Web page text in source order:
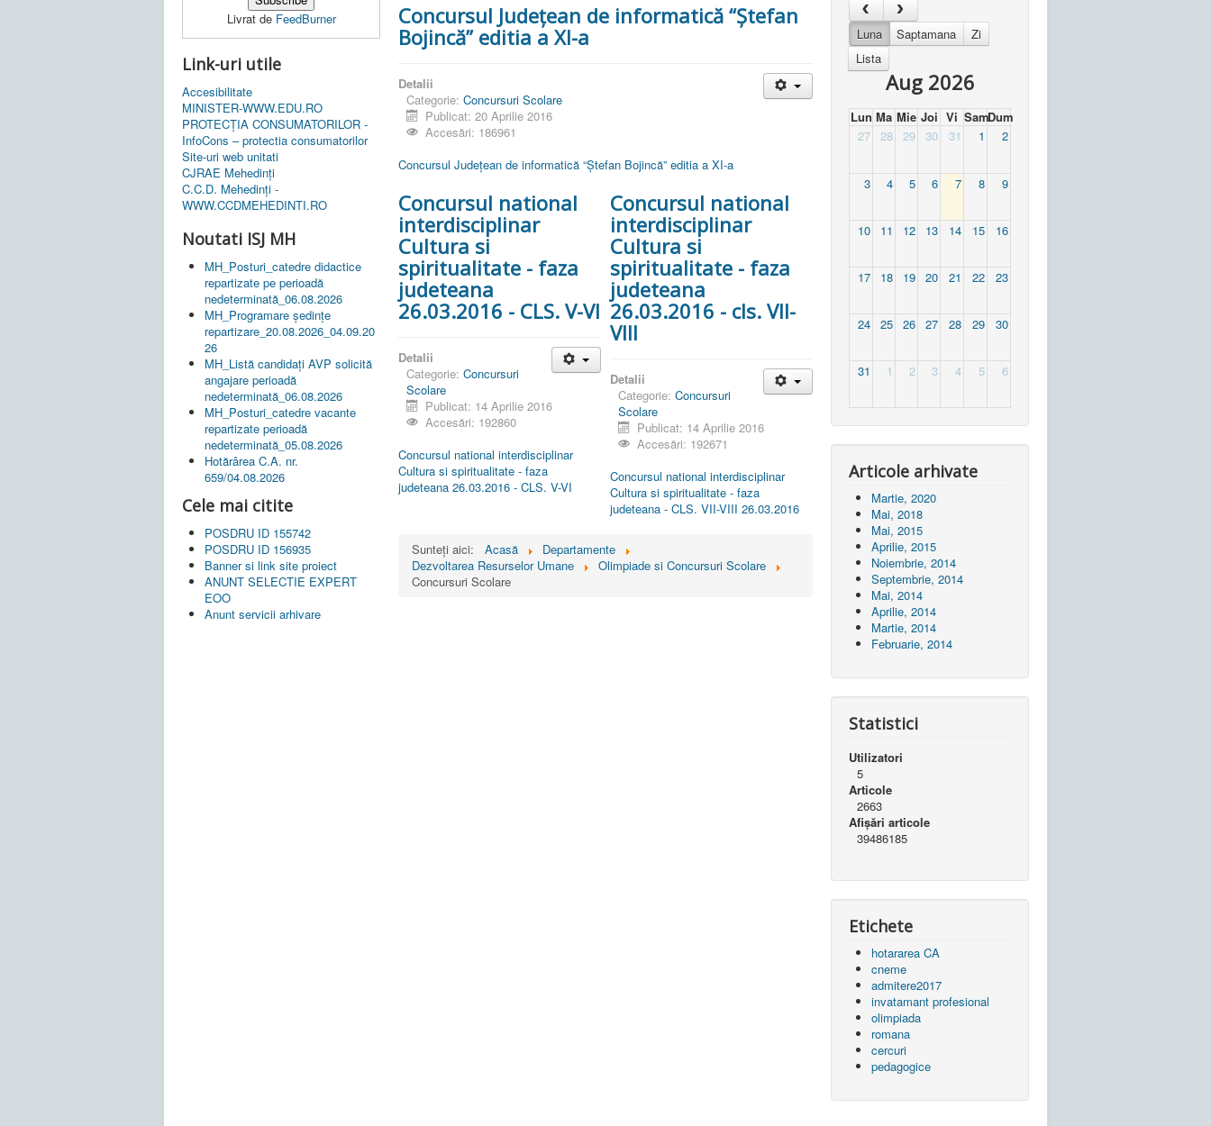
Livrat de FeedBurner
Link-uri utile
Accesibilitate
MINISTER-WWW.EDU.RO
PROTECȚIA CONSUMATORILOR -
InfoCons – protectia consumatorilor
Site-uri web unitati
CJRAE Mehedinți
C.C.D. Mehedinţi -
WWW.CCDMEHEDINTI.RO
Noutati ISJ MH
MH_Posturi_catedre didactice
repartizate pe perioadă
nedeterminată_06.08.2026
MH_Programare ședințe
repartizare_20.08.2026_04.09.20
26
MH_Listă candidați AVP solicită
angajare perioadă
nedeterminată_06.08.2026
MH_Posturi_catedre vacante
repartizate perioadă
nedeterminată_05.08.2026
Hotărârea C.A. nr.
659/04.08.2026
Cele mai citite
POSDRU ID 155742
POSDRU ID 156935
Banner si link site proiect
ANUNT SELECTIE EXPERT
EOO
Anunt servicii arhivare
Concursul Județean de informatică “Ștefan
Bojincă” editia a XI-a
Detalii
Categorie: Concursuri Scolare
Publicat: 20 Aprilie 2016
Accesări: 186961
Concursul Județean de informatică “Ștefan Bojincă” editia a XI-a
Concursul national
interdisciplinar
Cultura si
spiritualitate - faza
judeteana
26.03.2016 - CLS. V-VI
Detalii
Categorie: Concursuri
Scolare
Publicat: 14 Aprilie 2016
Accesări: 192860
Concursul national interdisciplinar
Cultura si spiritualitate - faza
judeteana 26.03.2016 - CLS. V-VI
Concursul national
interdisciplinar
Cultura si
spiritualitate - faza
judeteana
26.03.2016 - cls. VII-
VIII
Detalii
Categorie: Concursuri
Scolare
Publicat: 14 Aprilie 2016
Accesări: 192671
Concursul national interdisciplinar
Cultura si spiritualitate - faza
judeteana - CLS. VII-VIII 26.03.2016
Sunteți aici: Acasă
Departamente
Dezvoltarea Resurselor Umane
Olimpiade si Concursuri Scolare
Concursuri Scolare
Luna Saptamana
Zi
Lista
Aug 2026
Lun Ma Mie Joi Vi SamDum
27
28 29 30 31 1 2
3 4 5 6 7 8 9
10 11 12 13 14 15 16
17 18 19 20 21 22 23
24 25 26 27 28 29 30
31 1 2 3 4 5 6
Articole arhivate
Martie, 2020
Mai, 2018
Mai, 2015
Aprilie, 2015
Noiembrie, 2014
Septembrie, 2014
Mai, 2014
Aprilie, 2014
Martie, 2014
Februarie, 2014
Statistici
Utilizatori
5
Articole
2663
Afișări articole
39486185
Etichete
hotararea CA
cneme
admitere2017
invatamant profesional
olimpiada
romana
cercuri
pedagogice